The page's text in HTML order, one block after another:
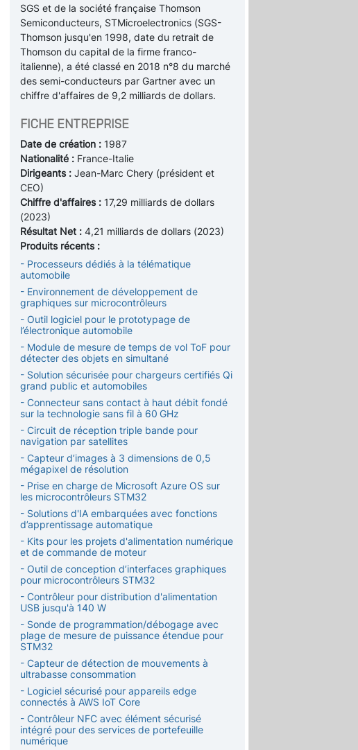
SGS et de la société française Thomson
Semiconducteurs, STMicroelectronics (SGS-
Thomson jusqu'en 1998, date du retrait de
Thomson du capital de la firme franco-
italienne), a été classé en 2018 n°8 du marché
des semi-conducteurs par Gartner avec un
chiffre d'affaires de 9,2 milliards de dollars.
FICHE ENTREPRISE
Date de création : 1987
Nationalité : France-Italie
Dirigeants : Jean-Marc Chery (président et
CEO)
Chiffre d'affaires : 17,29 milliards de dollars
(2023)
Résultat Net : 4,21 milliards de dollars (2023)
Produits récents :
- Processeurs dédiés à la télématique
automobile
- Environnement de développement de
graphiques sur microcontrôleurs
- Outil logiciel pour le prototypage de
l’électronique automobile
- Module de mesure de temps de vol ToF pour
détecter des objets en simultané
- Solution sécurisée pour chargeurs certifiés Qi
grand public et automobiles
- Connecteur sans contact à haut débit fondé
sur la technologie sans fil à 60 GHz
- Circuit de réception triple bande pour
navigation par satellites
- Capteur d’images à 3 dimensions de 0,5
mégapixel de résolution
- Prise en charge de Microsoft Azure OS sur
les microcontrôleurs STM32
- Solutions d'IA embarquées avec fonctions
d’apprentissage automatique
- Kits pour les projets d'alimentation numérique
et de commande de moteur
- Outil de conception d’interfaces graphiques
pour microcontrôleurs STM32
- Contrôleur pour distribution d'alimentation
USB jusqu'à 140 W
- Sonde de programmation/débogage avec
plage de mesure de puissance étendue pour
STM32
- Capteur de détection de mouvements à
ultrabasse consommation
- Logiciel sécurisé pour appareils edge
connectés à AWS IoT Core
- Contrôleur NFC avec élément sécurisé
intégré pour des services de portefeuille
numérique